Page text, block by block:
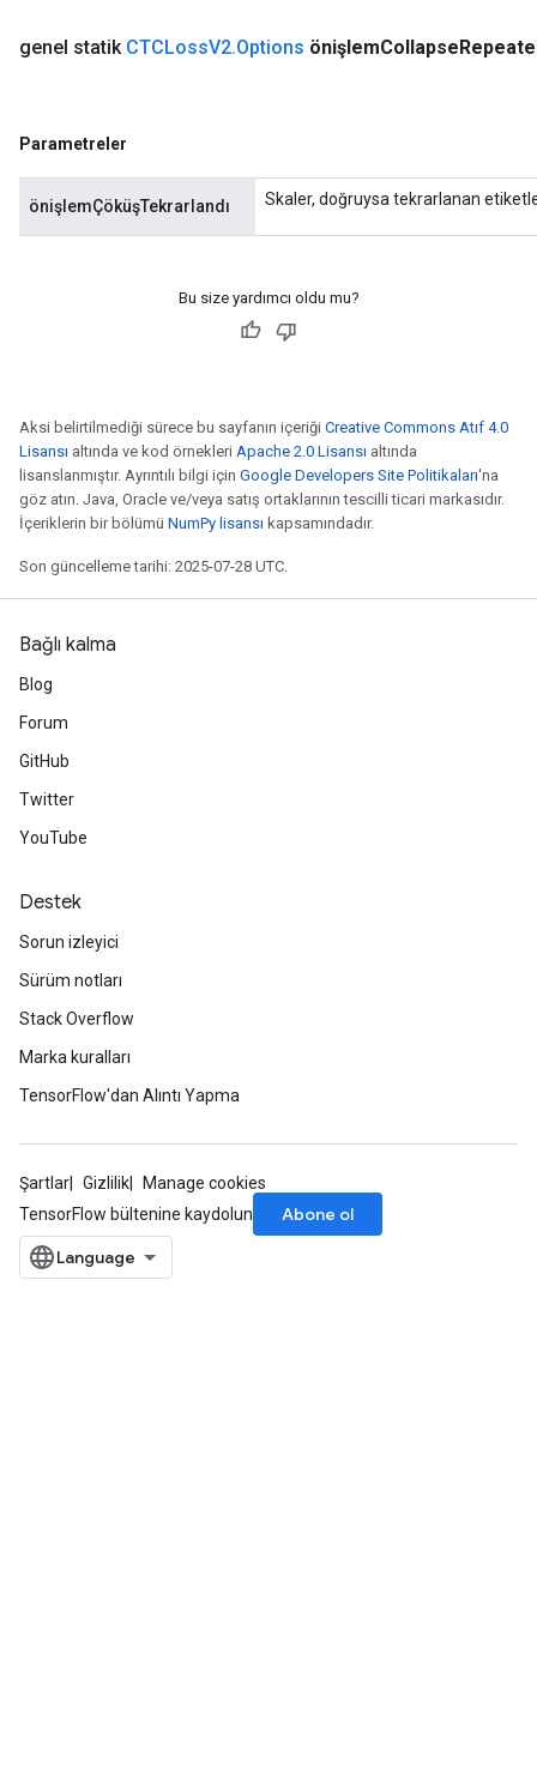
genel statik CTCLossV2.Options önişlemCollapse
Parametreler
önişlemÇöküşTekrarlandı Skaler, doğruysa tekrarlanan
Bu size yardımcı oldu mu?
Aksi belirtilmediği sürece bu sayfanın içeriği Creative Commons Atıf 4.0
Lisansı altında ve kod örnekleri Apache 2.0 Lisansı altında
lisanslanmıştır. Ayrıntılı bilgi için Google Developers Site Politikaları'na
göz atın. Java, Oracle ve/veya satış ortaklarının tescilli ticari markasıdır.
İçeriklerin bir bölümü NumPy lisansı kapsamındadır.
Son güncelleme tarihi: 2025-07-28 UTC.
Bağlı kalma
Blog
Forum
GitHub
Twitter
YouTube
Destek
Sorun izleyici
Sürüm notları
Stack Overflow
Marka kuralları
TensorFlow'dan Alıntı Yapma
Şartlar Gizlilik
Manage cookies
TensorFlow bültenine kaydolun
Abone ol